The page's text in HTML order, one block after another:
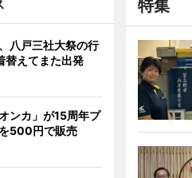
特集
八戸三社大祭の行
えてまた出発
ンカ」が15周年プ
500円で販売